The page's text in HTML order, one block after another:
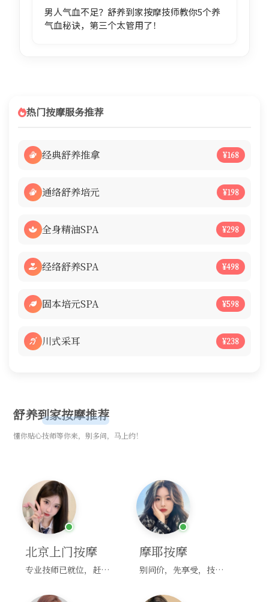
男人气血不足？舒养到家按摩技师教你5个养
气血秘诀，第三个太管用了！
热门按摩服务推荐
经典舒养推拿 ¥168
通络舒养培元 ¥198
全身精油SPA ¥298
经络舒养SPA ¥498
固本培元SPA ¥598
川式采耳 ¥238
舒养到家按摩推荐
懂你贴心技师等你来，别多问，马上约！
北京上门按摩
专业技师已就位，赶紧下单！
摩耶按摩
别问价，先享受，技师马上到！